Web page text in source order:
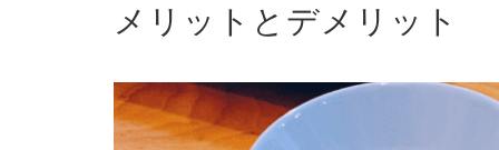
メリットとデメリット